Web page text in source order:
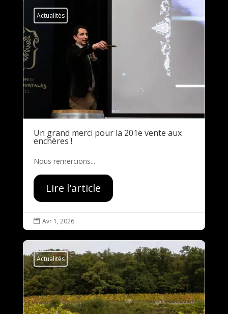
Actualités
Un grand merci pour la 201e vente aux
enchères !
Nous remercions...
Lire l'article
 Avr 1, 2026
Actualités